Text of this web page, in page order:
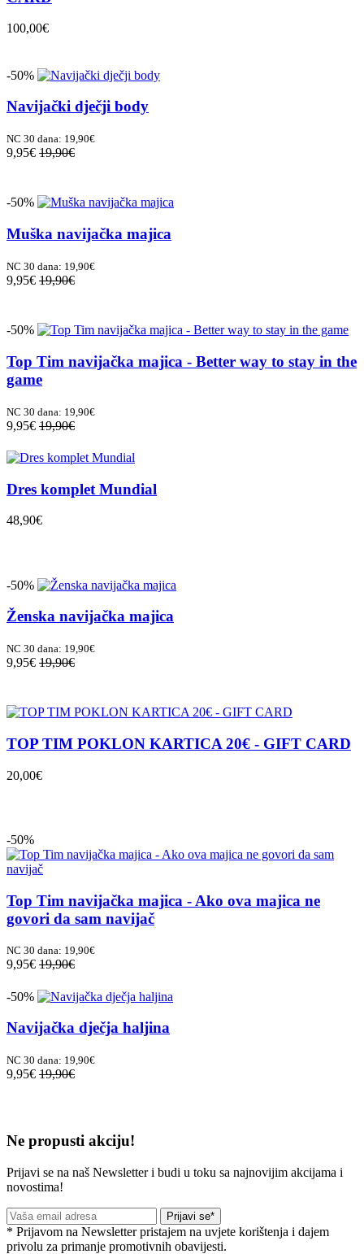
100,00€
-50%
Navijački dječji body
NC 30 dana: 19,90€
9,95€ 19,90€
-50%
Muška navijačka majica
NC 30 dana: 19,90€
9,95€ 19,90€
-50%
Top Tim navijačka majica - Better way to stay in the
game
NC 30 dana: 19,90€
9,95€ 19,90€
Dres komplet Mundial
48,90€
-50%
Ženska navijačka majica
NC 30 dana: 19,90€
9,95€ 19,90€
TOP TIM POKLON KARTICA 20€ - GIFT CARD
20,00€
-50%
Top Tim navijačka majica - Ako ova majica ne
govori da sam navijač
NC 30 dana: 19,90€
9,95€ 19,90€
-50%
Navijačka dječja haljina
NC 30 dana: 19,90€
9,95€ 19,90€
Ne propusti akciju!
Prijavi se na naš Newsletter i budi u toku sa najnovijim akcijama i
novostima!
Prijavi se*
* Prijavom na Newsletter pristajem na uvjete korištenja i dajem
privolu za primanje promotivnih obavijesti.